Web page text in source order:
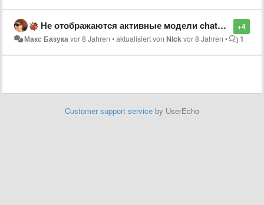
+4
Не отображаются активные модели chaturbate в chrome и fireFox
Макс Базукаvor 8 Jahren •aktualisiert von Nickvor 8 Jahren • 1
Customer support service by UserEcho